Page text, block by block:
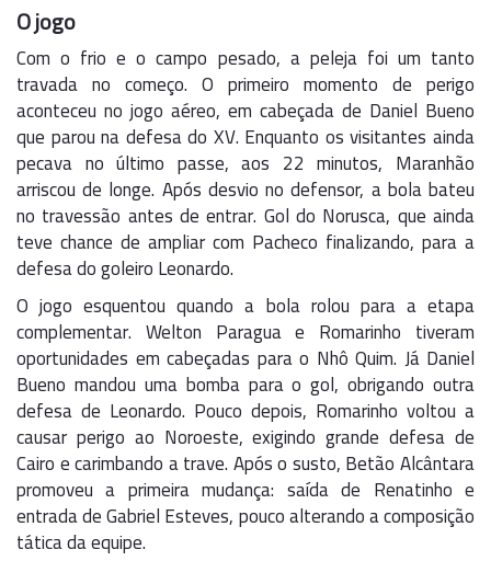
O jogo
Com o frio e o campo pesado, a peleja foi um tanto
travada no começo. O primeiro momento de perigo
aconteceu no jogo aéreo, em cabeçada de Daniel Bueno
que parou na defesa do XV. Enquanto os visitantes ainda
pecava no último passe, aos 22 minutos, Maranhão
arriscou de longe. Após desvio no defensor, a bola bateu
no travessão antes de entrar. Gol do Norusca, que ainda
teve chance de ampliar com Pacheco finalizando, para a
defesa do goleiro Leonardo.
O jogo esquentou quando a bola rolou para a etapa
complementar. Welton Paragua e Romarinho tiveram
oportunidades em cabeçadas para o Nhô Quim. Já Daniel
Bueno mandou uma bomba para o gol, obrigando outra
defesa de Leonardo. Pouco depois, Romarinho voltou a
causar perigo ao Noroeste, exigindo grande defesa de
Cairo e carimbando a trave. Após o susto, Betão Alcântara
promoveu a primeira mudança: saída de Renatinho e
entrada de Gabriel Esteves, pouco alterando a composição
tática da equipe.